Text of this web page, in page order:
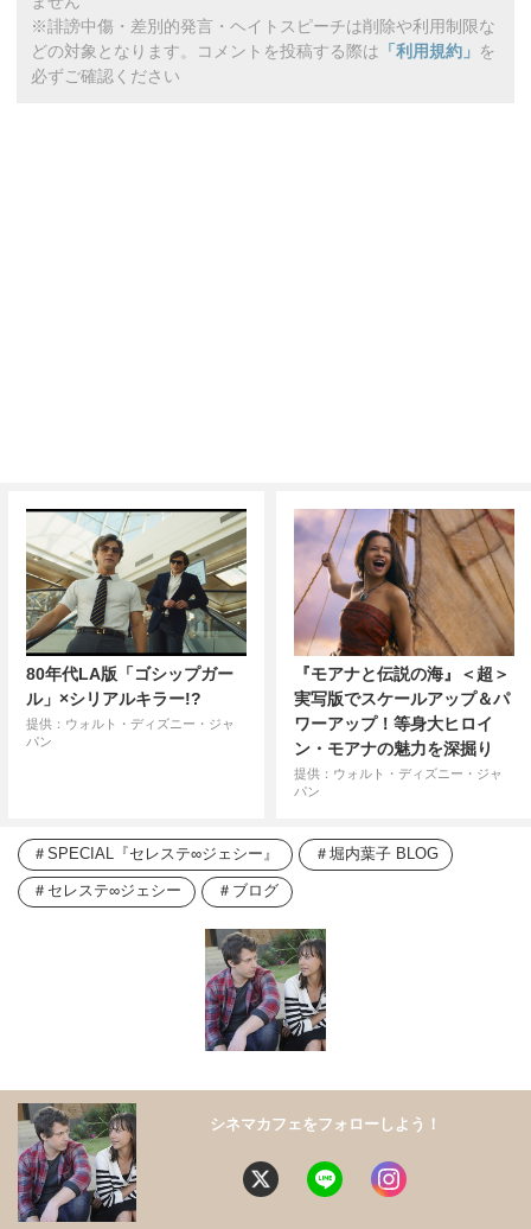
※誹謗中傷・差別的発言・ヘイトスピーチは削除や利用制限な
どの対象となります。コメントを投稿する際は 「利用規約」 を
必ずご確認ください
80年代LA版「ゴシップガー
ル」×シリアルキラー!?
提供：ウォルト・ディズニー・ジャ
パン
『モアナと伝説の海』＜超＞
実写版でスケールアップ＆パ
ワーアップ！等身大ヒロイ
ン・モアナの魅力を深掘り
提供：ウォルト・ディズニー・ジャ
パン
SPECIAL『セレステ∞ジェシー』 堀内葉子 BLOG
セレステ∞ジェシー ブログ
シネマカフェをフォローしよう！